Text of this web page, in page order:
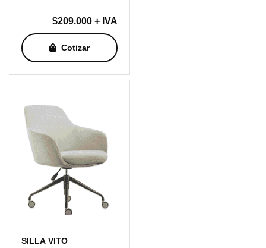
$209.000 + IVA
Cotizar
SILLA VITO